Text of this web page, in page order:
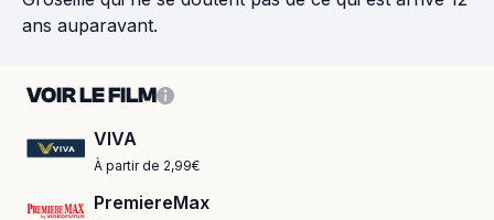
ans auparavant.
VOIR LE FILM
VIVA
À partir de 2,99€
PremiereMax